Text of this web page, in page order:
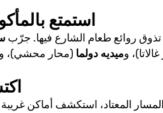
12. استمتع
تذوق روائع طعام الشارع فيها. جرّب
وميديه دولما (محار محشي)،
المعتاد، استكشف أماكن